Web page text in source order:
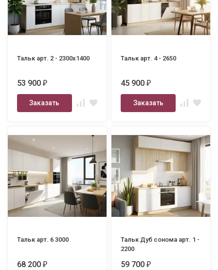
Тальк арт. 2 - 2300х1400
53 900₽
Заказать
Тальк арт. 4 - 2650
45 900₽
Заказать
Тальк арт. 6 3000
68 200₽
Тальк Дуб сонома арт. 1 -
2200
59 700₽